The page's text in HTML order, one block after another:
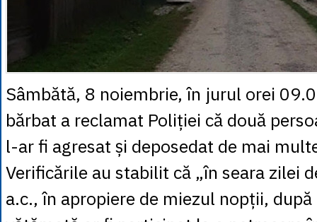
Sâmbătă, 8 noiembrie, în jurul orei
bărbat a reclamat Poliției că două
l-ar fi agresat și deposedat de mai
Verificările au stabilit că „în seara zilei
a.c., în apropiere de miezul nopții, după